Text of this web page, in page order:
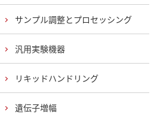
サンプル調整とプロセッシング
汎用実験機器
リキッドハンドリング
遺伝子増幅